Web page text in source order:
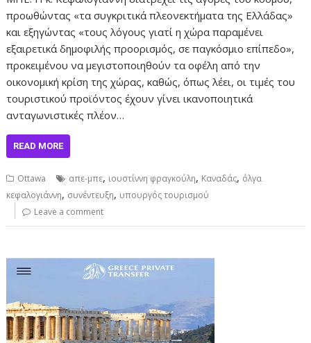
προωθώντας «τα συγκριτικά πλεονεκτήματα της Ελλάδας»
και εξηγώντας «τους λόγους γιατί η χώρα παραμένει
εξαιρετικά δημοφιλής προορισμός, σε παγκόσμιο επίπεδο»,
προκειμένου να μεγιστοποιηθούν τα οφέλη από την
οικονομική κρίση της χώρας, καθώς, όπως λέει, οι τιμές του
τουριστικού προϊόντος έχουν γίνει ικανοποιητικά
ανταγωνιστικές πλέον…
READ MORE
Ottawa απε-μπε, ιουστίννη φραγκούλη, Καναδάς, όλγα
κεφαλογιάννη, συνέντευξη, υπουργός τουρισμού
Leave a comment